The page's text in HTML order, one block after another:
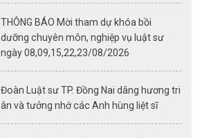
THÔNG BÁO Mời tham dự khóa bồi
dưỡng chuyên môn, nghiệp vụ luật sư
ngày 08,09,15,22,23/08/2026
Đoàn Luật sư TP. Đồng Nai dâng hương tri
ân và tưởng nhớ các Anh hùng liệt sĩ